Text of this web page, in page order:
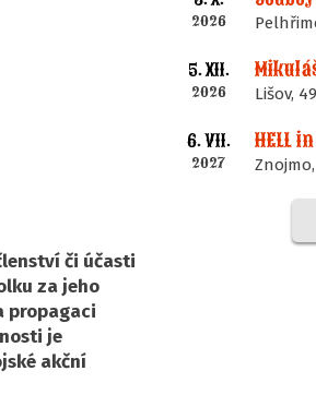
či účasti
za jeho
propagaci
je
akční
2026
5. XII.
2026 Lišov,
6. VII.
2027
HELL
Znojmo,